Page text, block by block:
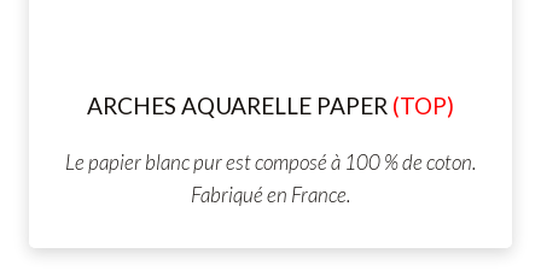
ARCHES AQUARELLE PAPER (TOP)
Le papier blanc pur est composé à 100 % de coton.
Fabriqué en France.